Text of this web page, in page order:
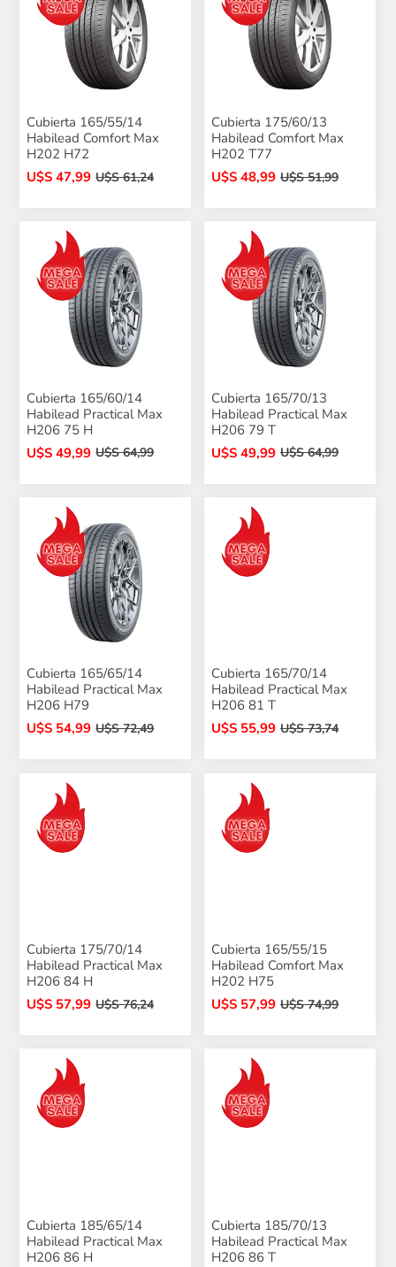
Cubierta 165/55/14
Habilead Comfort Max
H202 H72
U$S 47,99 U$S 61,24
Cubierta 175/60/13
Habilead Comfort Max
H202 T77
U$S 48,99 U$S 51,99
Cubierta 165/60/14
Habilead Practical Max
H206 75 H
U$S 49,99 U$S 64,99
Cubierta 165/70/13
Habilead Practical Max
H206 79 T
U$S 49,99 U$S 64,99
Cubierta 165/65/14
Habilead Practical Max
H206 H79
U$S 54,99 U$S 72,49
Cubierta 165/70/14
Habilead Practical Max
H206 81 T
U$S 55,99 U$S 73,74
Cubierta 175/70/14
Habilead Practical Max
H206 84 H
U$S 57,99 U$S 76,24
Cubierta 165/55/15
Habilead Comfort Max
H202 H75
U$S 57,99 U$S 74,99
Cubierta 185/65/14
Habilead Practical Max
H206 86 H
Cubierta 185/70/13
Habilead Practical Max
H206 86 T